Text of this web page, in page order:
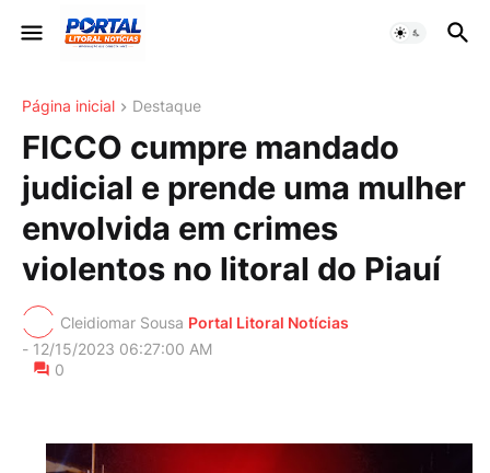
Página inicial Destaque
FICCO cumpre mandado
judicial e prende uma mulher
envolvida em crimes
violentos no litoral do Piauí
Cleidiomar Sousa Portal Litoral Notícias
- 12/15/2023 06:27:00 AM
0